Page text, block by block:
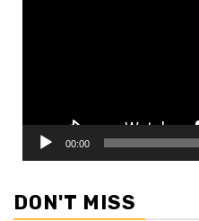
00:00
DON'T MISS